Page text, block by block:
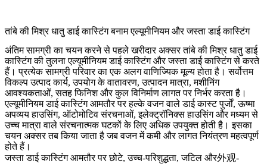
तांबे की मिश्र धातु डाई कास्टिंग बनाम एल्यूमीनियम और जस्ता डाई कास्टिंग
अंतिम सामग्री का चयन करने से पहले खरीदार अक्सर तांबे की मिश्र धातु डाई
कास्टिंग की तुलना एल्यूमीनियम डाई कास्टिंग और जस्ता डाई कास्टिंग से करते
हैं। प्रत्येक सामग्री परिवार का एक अलग वाणिज्यिक मूल्य होता है। सर्वोत्तम
विकल्प उत्पाद कार्य, उपयोग के वातावरण, उत्पादन मात्रा, मशीनिंग
आवश्यकताओं, सतह फिनिश और कुल विनिर्माण लागत पर निर्भर करता है।
एल्यूमीनियम डाई कास्टिंगआमतौर पर हल्के वजन वाले डाई कास्ट पुर्जों, ऊष्मा
अपव्यय हाउसिंग, ऑटोमोटिव संरचनाओं, इलेक्ट्रॉनिक्स हाउसिंग और मध्यम से
उच्च मात्रा वाले संरचनात्मक घटकों के लिए अधिक उपयुक्त होती है। इसका
चयन अक्सर तब किया जाता है जब वजन में कमी और लागत नियंत्रण महत्वपूर्ण
होते हैं।
जस्ता डाई कास्टिंगआमतौर पर छोटे, उच्च-परिशुद्धता, जटिल और外观-